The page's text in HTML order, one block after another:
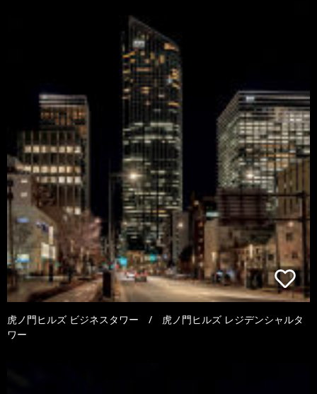
虎ノ門ヒルズ ビジネスタワー / 虎ノ門ヒルズ レジデンシャルタ
ワー